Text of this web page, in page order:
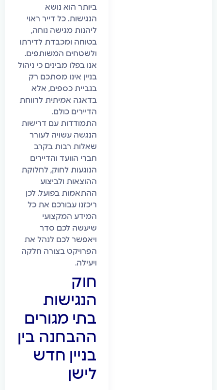
ביותר הוא נושא
הנגישות. כל דייר ראוי
ליהנות מגישה נוחה,
בטוחה ומכבדת לדירתו
ולשטחים המשותפים.
אנו בפלו מבינים כי ניהול
בניין אינו מסתכם רק
בגביית כספים, אלא
בדאגה אמיתית לרווחת
הדיירים כולם.
התמודדות עם דרישות
הנגשה עשויה לעורר
שאלות רבות בקרב
חברי הוועד והדיירים
הנוגעות לחוק, לחלוקת
ההוצאות ולביצוע
ההתאמות בפועל. לכן
ריכזנו עבורכם את כל
המידע המקצועי
שיעשה לכם סדר
ויאפשר לכם לנהל את
הפרויקט בצורה חלקה
הנגישות
בתי מגורים
ההבחנה בין
בניין חדש